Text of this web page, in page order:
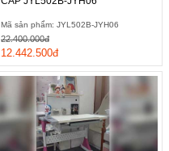
Mã sản phẩm: JYL502B-JYH06
12.442.500đ
22.400.000đ